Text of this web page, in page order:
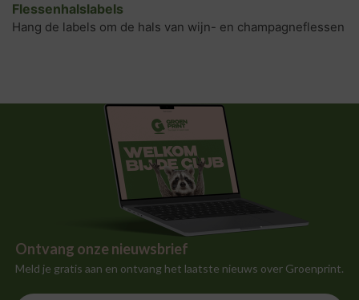
Flessenhalslabels
Hang de labels om de hals van wijn- en champagneflessen
Ontvang onze nieuwsbrief
Meld je gratis aan en ontvang het laatste nieuws over Groenprint.